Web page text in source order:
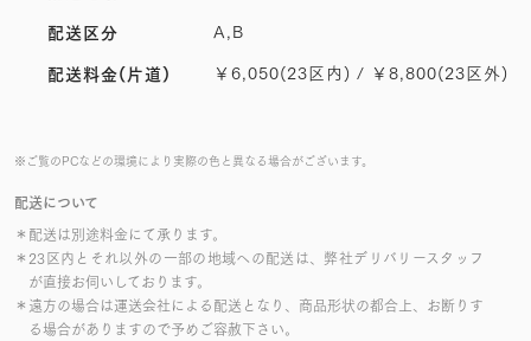
※ご覧のPCなどの環境により実際の色と異なる場合がございます。
配送について
＊配送は別途料金にて承ります。
＊23区内とそれ以外の一部の地域への配送は、弊社デリバリースタッフ
が直接お伺いしております。
＊遠方の場合は運送会社による配送となり、商品形状の都合上、お断りす
る場合がありますので予めご容赦下さい。
配送区分 A,B
配送料金(片道) ￥6,050(23区内) / ￥8,800(23区外)